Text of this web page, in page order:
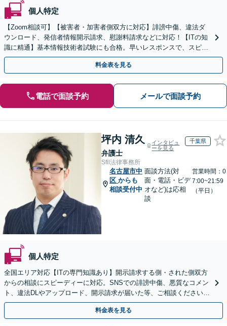
個人特定
【Zoom相談可】【被害者・加害者側双方に対応】誹謗中傷、違法ダ
ウンロード、発信者情報開示請求、慰謝料請求などに対応！【ITの知
識に精通】基本情報技術者試験にも合格。早いレスポンスで、スピー
ド感を持って対応します。【Torrentの相談◎】
料金表を見る
電話で面談予約 メールで面談予約
坪内 清久
弁護士
インタビュ
ーを見る
千葉県
Sfil法律事務所
名古屋市中
区 からも
相談受付中
面談方法(対
面・電話・ビデ
オなど)は応相
談
営業時間：0
7:00~21:59
（平日）
個人特定
全国エリア対応【ITの専門知識あり】開示請求する側・された側双方
からの相談にスピーディーに対応。SNSでの誹謗中傷、悪質なコメン
ト、違法DLやアップロード、開示請求が届いた等、ご相談ください
【WEB面談OK&解決実績豊富】【千葉中央駅4分】
料金表を見る